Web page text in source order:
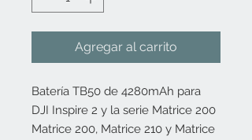
Agregar al carrito
Batería TB50 de 4280mAh para
DJI Inspire 2 y la serie Matrice 200
Matrice 200, Matrice 210 y Matrice